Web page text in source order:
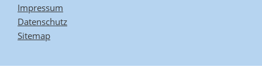
Impressum
Datenschutz
Sitemap